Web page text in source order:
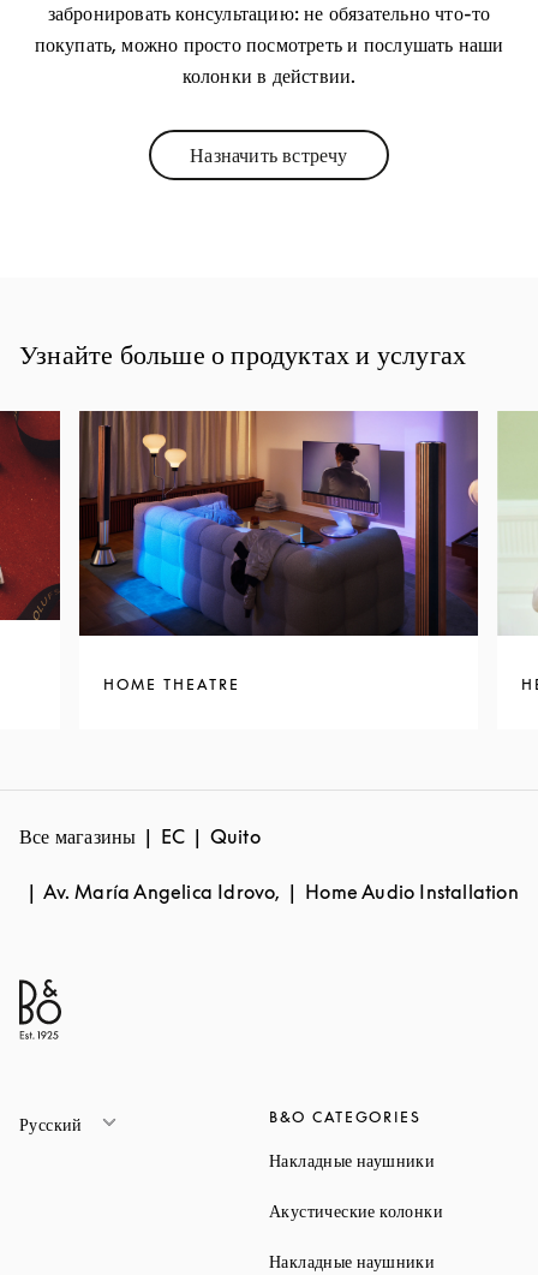
забронировать консультацию: не обязательно что-то
покупать, можно просто посмотреть и послушать наши
колонки в действии.
Назначить встречуLink Opens in New Tab
Узнайте больше о продуктах и услугах
HOME THEATRE
Все магазины EC Quito
Av. María Angelica Idrovo, Home Audio Installation
Русский B&O CATEGORIES
Накладные наушники
Акустические колонки
Накладные наушники